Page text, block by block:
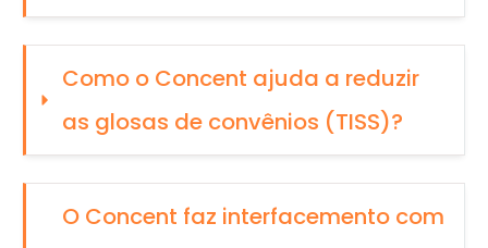
Como o Concent ajuda a reduzir
as glosas de convênios (TISS)?
O Concent faz interfacemento com